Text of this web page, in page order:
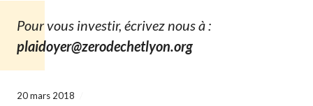
Pour vous investir, écrivez nous à :
plaidoyer@zerodechetlyon.org
20 mars 2018